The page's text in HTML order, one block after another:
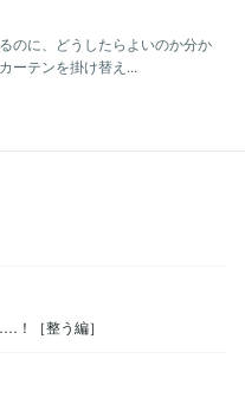
のに、どうしたらよいのか分か
ーテンを掛け替え...
！［整う編］